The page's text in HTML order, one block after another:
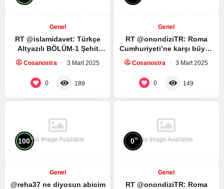
Genel
RT @islamidavet: Türkçe
Altyazılı BÖLÜM-1 Şehit
Seyyid Haşim Safiyüddin’in
medya sitesi ile yaptığı
Cosanostra 3 Mart 2025
0 189
Genel
RT @onondiziTR: Roma
Cumhuriyeti’ne karşı büyük
Spartacus Dizisinin ilk 5
bölümünü…
Cosanostra 3 Mart 2025
0 149
No Image Available
100%
Genel
@reha37 ne diyosun abicim
No Image Available
0%
Genel
RT @onondiziTR: Roma